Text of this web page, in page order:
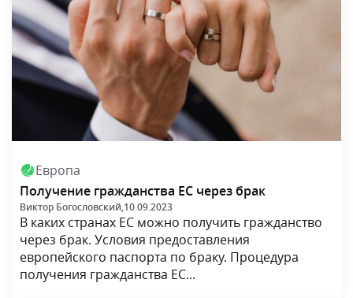
Европа
Получение гражданства ЕС через брак
Виктор Богословский,10.09.2023
В каких странах ЕС можно получить гражданство
через брак. Условия предоставления
европейского паспорта по браку. Процедура
получения гражданства ЕС...